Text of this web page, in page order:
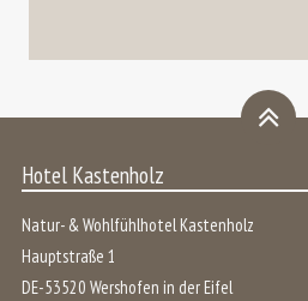
Hotel Kastenholz
Natur- & Wohlfühlhotel Kastenholz
Hauptstraße 1
DE-53520 Wershofen in der Eifel